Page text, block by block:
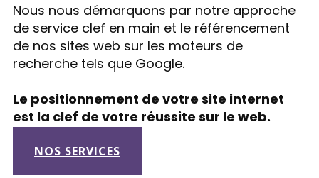
Nous nous démarquons par notre approche
de service clef en main et le référencement
de nos sites web sur les moteurs de
recherche tels que Google.
Le positionnement de votre site internet
est la clef de votre réussite sur le web.
NOS SERVICES